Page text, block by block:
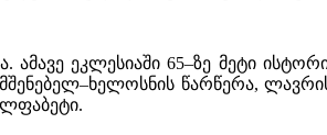
ამავე ეკლესიაში 65–ზე მეტი
წარწერა,